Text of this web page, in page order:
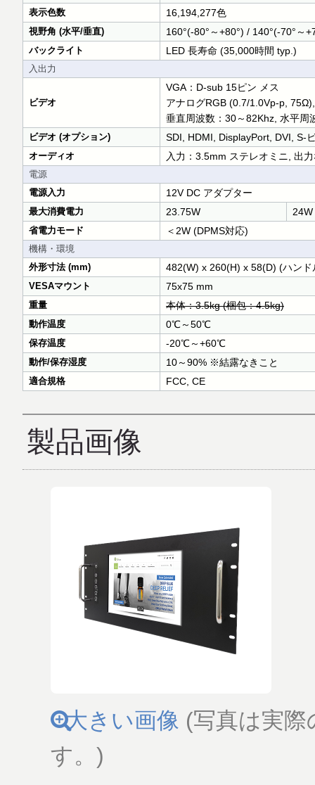
表示色数 16,194,277色
視野角 (水平/垂直) 160°(-80°～+80°) / 140°(-70°～
バックライト LED 長寿命 (35,000時間 typ.)
入出力
ビデオ
VGA：D-sub 15ピン メス
アナログRGB (0.7/1.0Vp-p,
垂直周波数：30～82Khz, 水平周
ビデオ (オプション) SDI, HDMI, DisplayPort, DVI, S-
オーディオ 入力：3.5mm ステレオミニ, 出
電源
電源入力
12V DC アダプター
最大消費電力 23.75W 24W
省電力モード ＜2W (DPMS対応)
機構・環境
外形寸法 (mm)
482(W) x 260(H) x 58(D) (ハンド
VESAマウント 75x75 mm
重量 本体：3.5kg (梱包：4.5kg)
動作温度 0℃～50℃
保存温度 -20℃～+60℃
動作/保存湿度 10～90% ※結露なきこと
適合規格 FCC, CE
製品画像
大きい画像 (写真は実
す。)